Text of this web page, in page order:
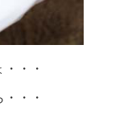
・・
・・